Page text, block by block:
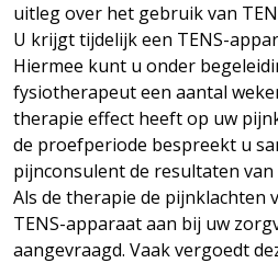
uitleg over het gebruik van
U krijgt tijdelijk een TENS-
Hiermee kunt u onder
fysiotherapeut een aantal
therapie effect heeft op uw
de proefperiode bespreekt u
pijnconsulent de resultaten van
Als de therapie de pijnklachten
TENS-apparaat aan bij uw
aangevraagd. Vaak vergoedt